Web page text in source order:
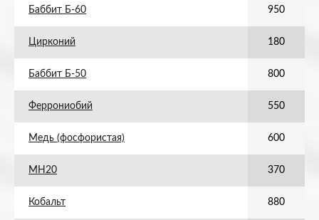
Баббит Б-60 950
Цирконий 180
Баббит Б-50 800
Феррониобий 550
Медь (фосфористая) 600
МН20 370
Кобальт 880